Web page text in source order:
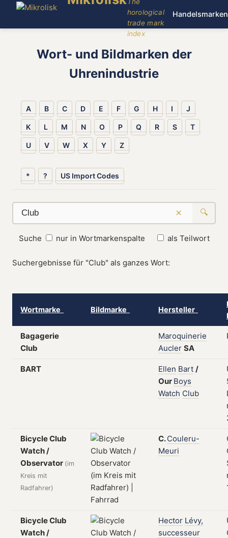
horological
trade mark
index
Handelsmarken
Wort- und Bildmarken der
Uhrenindustrie
A B C D E F G H I J
K L M N O P Q R S T
U V W X Y Z
* ? US Import Codes
× 🔍
Suche nur in Wortmarkenspalte als Teilwort
Suchergebnisse für "Club" als ganzes Wort:
Wortmarke Bildmarke Hersteller
Bagagerie
Club
Maroquinerie
Aucler SA
BART Ellen Bart /
Our Boys
Watch Club
Bicycle Club
Watch /
Observator (im
Kreis mit
Radfahrer)
C.Couleru-
Meuri
Bicycle Club
Watch /
Hector Lévy,
successeur